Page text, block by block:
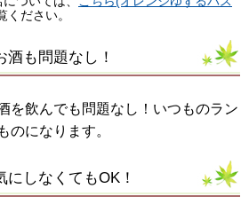
ください。
酒も問題なし！
を飲んでも問題なし！いつものラン
のになります。
にしなくてもOK！